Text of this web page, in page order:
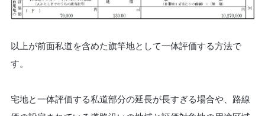
以上が前面私道を含めた旗竿地として一体評価する方法で
す。
宅地と一体評価する私道部分の延長が長すぎる場合や、路線